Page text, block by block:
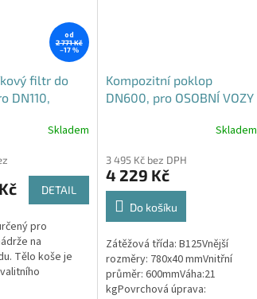
od
2 771 Kč
–17 %
filtr do
DN110,
Skladem
DETAIL
pro
na
Tělo koše je
Kompozitní poklop
DN600, pro OSOBNÍ VOZY
Skladem
3 495 Kč bez DPH
4 229 Kč
Do košíku
Zátěžová třída: B125Vnější
rozměry: 780x40 mmVnitřní
průměr: 600mmVáha:21
kgPovrchová úprava: